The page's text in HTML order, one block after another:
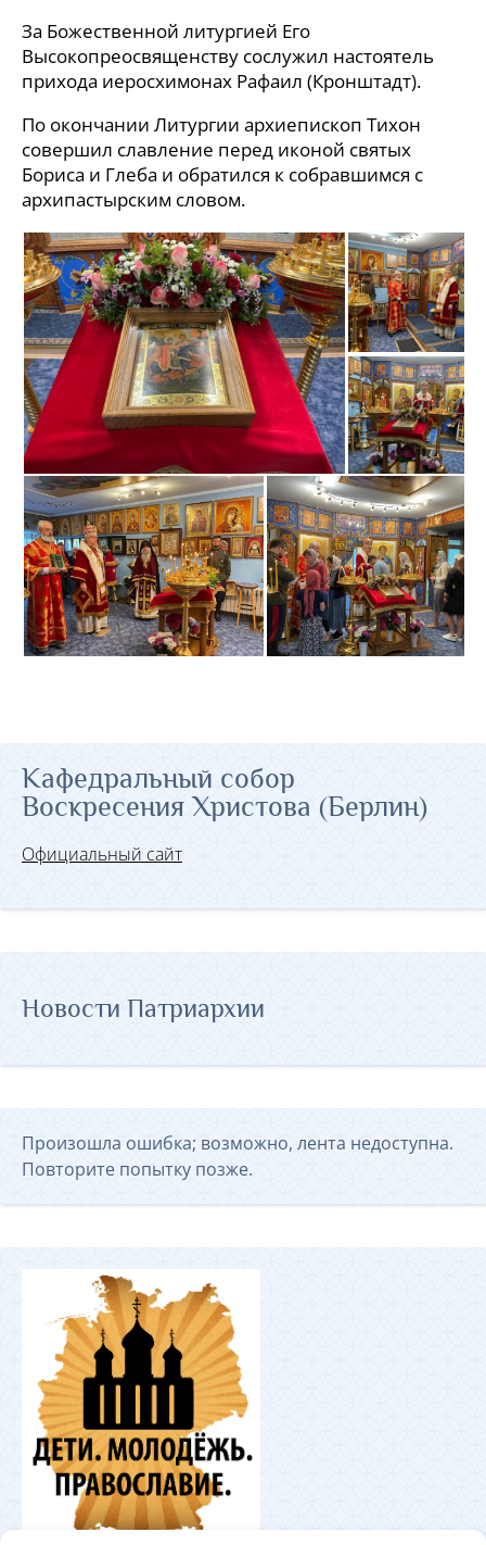
За Божественной литургией Его
Высокопреосвященству сослужил настоятель
прихода иеросхимонах Рафаил (Кронштадт).
По окончании Литургии архиепископ Тихон
совершил славление перед иконой святых
Бориса и Глеба и обратился к собравшимся с
архипастырским словом.
Кафедральный собор
Воскресения Христова (Берлин)
Официальный сайт
Новости Патриархии
Произошла ошибка; возможно, лента недоступна.
Повторите попытку позже.